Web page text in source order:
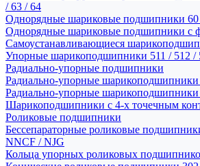
/ 63 / 64
Однорядные шариковые подшипники 60
Однорядные шариковые подшипники с
Самоустанавливающиеся
Упорные шарикоподшипники 511 / 512 /
Радиально-упорные подшипники
Радиально-упорные шарикоподшипники
Радиально-упорные шарикоподшипники
Шарикоподшипники с 4-х точечным
Роликовые подшипники
Бессепараторные роликовые
NNCF / NJG
Кольца упорных роликовых